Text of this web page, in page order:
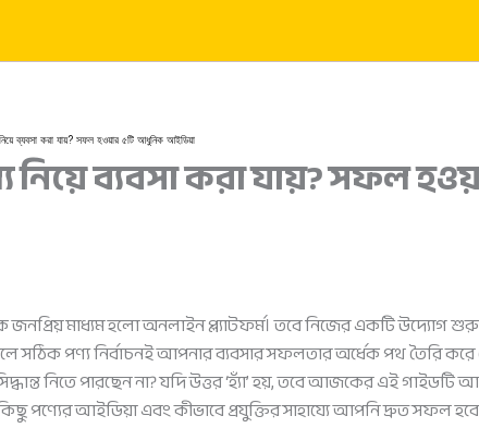
ব্যবসা করা যায়? সফল হওয়ার ৫টি আধুনিক আইডিয়া
নিয়ে ব্যবসা করা যায়? সফল
জনপ্রিয় মাধ্যম হলো অনলাইন প্ল্যাটফর্ম। তবে নিজের একটি
সঠিক পণ্য নির্বাচনই আপনার ব্যবসার সফলতার অর্ধেক পথ তৈরি করে
নিতে পারছেন না? যদি উত্তর ‘হ্যাঁ’ হয়, তবে আজকের এই
পণ্যের আইডিয়া এবং কীভাবে প্রযুক্তির সাহায্যে আপনি দ্রুত সফল